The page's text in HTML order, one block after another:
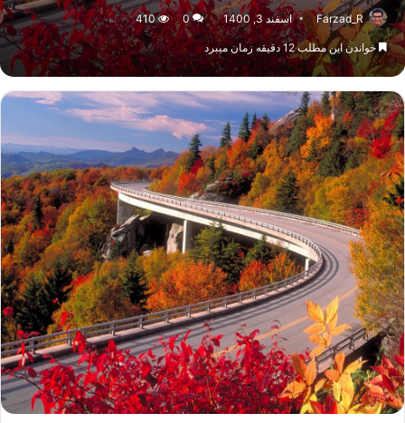
Farzad_R اسفند 3, 1400 0
410
خواندن این مطلب 12 دقیقه زمان میبرد